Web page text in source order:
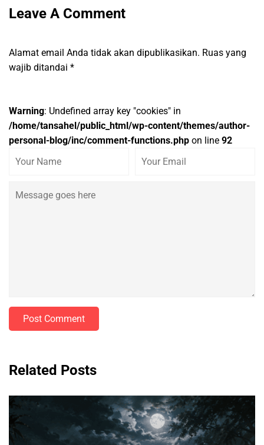
Leave A Comment
Alamat email Anda tidak akan dipublikasikan. Ruas yang
wajib ditandai *
Warning: Undefined array key "cookies" in
/home/tansahel/public_html/wp-content/themes/author-
personal-blog/inc/comment-functions.php on line 92
Post Comment
Related Posts